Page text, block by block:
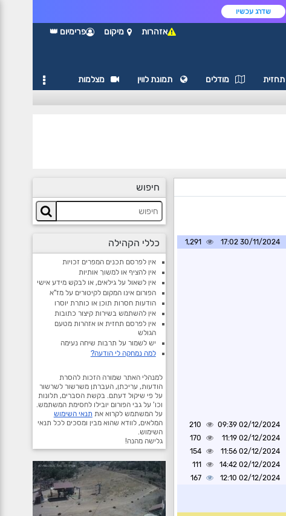
שדרג עכשיו
אזהרות מיקום פרימיום 👑
תחזית מודלים תמונת לווין מצלמות
30/11/2024 17:02
1,291
02/12/2024 09:39
210
02/12/2024 11:19
170
02/12/2024 11:56
154
02/12/2024 14:42
111
02/12/2024 12:10
167
חיפוש
כללי הקהילה
אין לפרסם תכנים המפרים זכויות
אין להציף או למשוך אותיות
אין לשאול על גילאים, או לבקש מידע אישי
הפורום אינו המקום לקיטורים על מז"א
הודעות חסרות תוכן או כותרת יוסרו
אין להשתמש בשירות קיצור כתובות
אין לפרסם תחזית או אזהרות מטעם
הגולש
יש לשמור על תרבות שיחה נעימה
למה נמחקה לי הודעה?
למנהלי האתר שמורה הזכות להסרת
הודעות, עריכתן, העברתן משרשור לשרשור
על פי שיקול דעתם. בקשת הסברים, תלונות
וכו' על גבי הפורום יובילו לחסימת המשתמש.
על המשתמש לקרוא את תנאי השימוש
המלאים, לוודא שהוא מבין ומסכים לכל תנאי
השימוש.
גלישה מהנה!